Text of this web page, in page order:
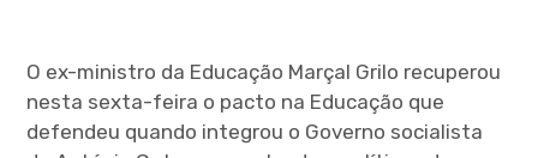
O ex-ministro da Educação Marçal Grilo recuperou
nesta sexta-feira o pacto na Educação que
defendeu quando integrou o Governo socialista